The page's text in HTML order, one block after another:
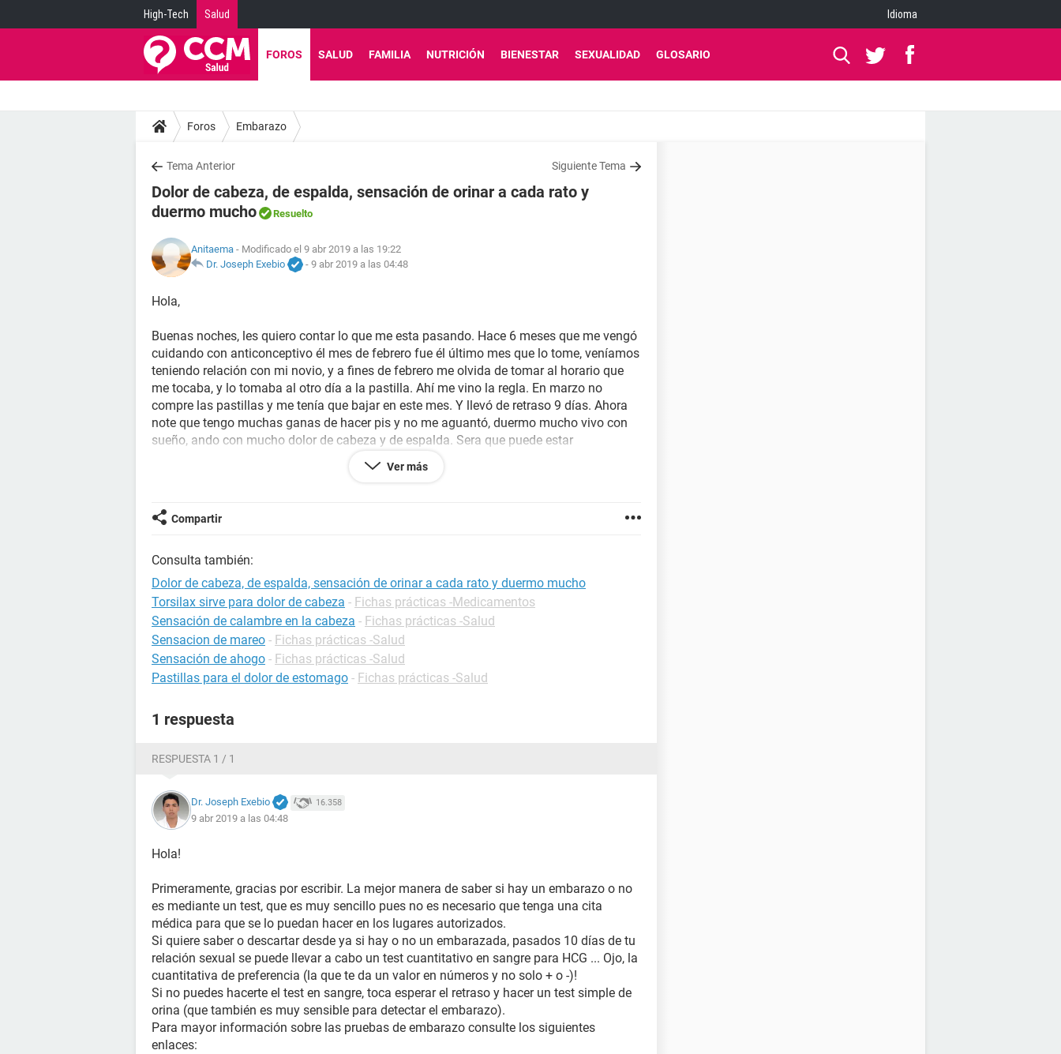
High-Tech Salud Idioma
FOROS SALUD FAMILIA NUTRICIÓN BIENESTAR SEXUALIDAD GLOSARIO
Foros Embarazo
Tema Anterior Siguiente Tema
Dolor de cabeza, de espalda, sensación de orinar a cada rato y
duermo mucho
Resuelto
Anitaema - Modificado el 9 abr 2019 a las 19:22
Dr. Joseph Exebio
- 9 abr 2019 a las 04:48
Hola,
Buenas noches, les quiero contar lo que me esta pasando. Hace 6 meses que me vengó
cuidando con anticonceptivo él mes de febrero fue él último mes que lo tome, veníamos
teniendo relación con mi novio, y a fines de febrero me olvida de tomar al horario que
me tocaba, y lo tomaba al otro día a la pastilla. Ahí me vino la regla. En marzo no
compre las pastillas y me tenía que bajar en este mes. Y llevó de retraso 9 días. Ahora
note que tengo muchas ganas de hacer pis y no me aguantó, duermo mucho vivo con
sueño, ando con mucho dolor de cabeza y de espalda. Sera que puede estar
Ver más
Compartir
Consulta también:
Dolor de cabeza, de espalda, sensación de orinar a cada rato y duermo mucho
Torsilax sirve para dolor de cabeza - Fichas prácticas -Medicamentos
Sensación de calambre en la cabeza - Fichas prácticas -Salud
Sensacion de mareo - Fichas prácticas -Salud
Sensación de ahogo - Fichas prácticas -Salud
Pastillas para el dolor de estomago - Fichas prácticas -Salud
1 respuesta
RESPUESTA 1 / 1
Dr. Joseph Exebio 16.358
9 abr 2019 a las 04:48
Hola!
Primeramente, gracias por escribir. La mejor manera de saber si hay un embarazo o no
es mediante un test, que es muy sencillo pues no es necesario que tenga una cita
médica para que se lo puedan hacer en los lugares autorizados.
Si quiere saber o descartar desde ya si hay o no un embarazada, pasados 10 días de tu
relación sexual se puede llevar a cabo un test cuantitativo en sangre para HCG ... Ojo, la
cuantitativa de preferencia (la que te da un valor en números y no solo + o -)!
Si no puedes hacerte el test en sangre, toca esperar el retraso y hacer un test simple de
orina (que también es muy sensible para detectar el embarazo).
Para mayor información sobre las pruebas de embarazo consulte los siguientes
enlaces: